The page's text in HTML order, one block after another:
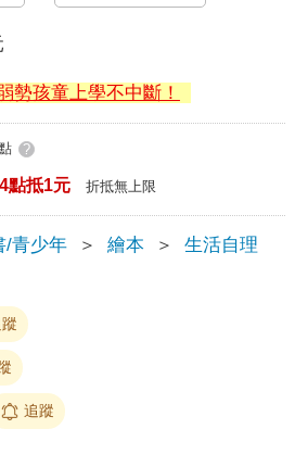
勢孩童上學不中斷！
?
點抵1元 折抵無上限
/青少年 ＞ 繪本 ＞ 生活自理
追蹤